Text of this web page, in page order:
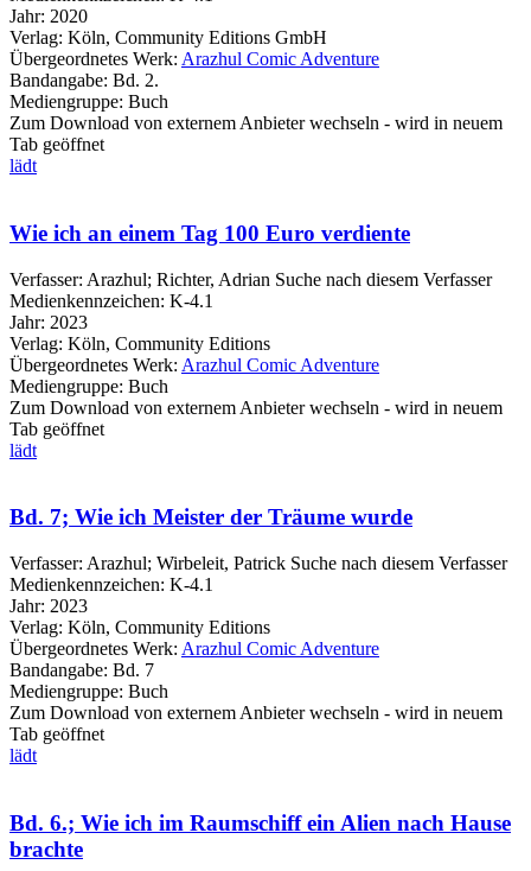
Jahr: 2020
Verlag: Köln, Community Editions GmbH
Übergeordnetes Werk: Arazhul Comic Adventure
Bandangabe: Bd. 2.
Mediengruppe: Buch
Zum Download von externem Anbieter wechseln - wird in neuem
Tab geöffnet
lädt
Wie ich an einem Tag 100 Euro verdiente
Verfasser: Arazhul; Richter, Adrian Suche nach diesem Verfasser
Medienkennzeichen: K-4.1
Jahr: 2023
Verlag: Köln, Community Editions
Übergeordnetes Werk: Arazhul Comic Adventure
Mediengruppe: Buch
Zum Download von externem Anbieter wechseln - wird in neuem
Tab geöffnet
lädt
Bd. 7; Wie ich Meister der Träume wurde
Verfasser: Arazhul; Wirbeleit, Patrick Suche nach diesem Verfasser
Medienkennzeichen: K-4.1
Jahr: 2023
Verlag: Köln, Community Editions
Übergeordnetes Werk: Arazhul Comic Adventure
Bandangabe: Bd. 7
Mediengruppe: Buch
Zum Download von externem Anbieter wechseln - wird in neuem
Tab geöffnet
lädt
Bd. 6.; Wie ich im Raumschiff ein Alien nach Hause
brachte